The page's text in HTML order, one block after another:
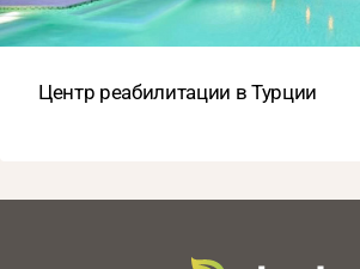
Центр реабилитации в Турции